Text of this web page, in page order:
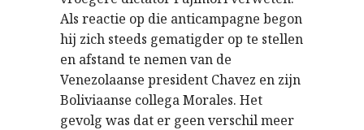
Als reactie op die anticampagne begon
hij zich steeds gematigder op te stellen
en afstand te nemen van de
Venezolaanse president Chavez en zijn
Boliviaanse collega Morales. Het
gevolg was dat er geen verschil meer